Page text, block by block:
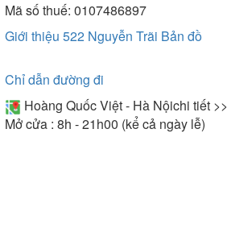
Mã số thuế: 0107486897
Giới thiệu 522 Nguyễn Trãi Bản đồ
Chỉ dẫn đường đi
Hoàng Quốc Việt - Hà Nộichi tiết >>
Mở cửa : 8h - 21h00 (kể cả ngày lễ)